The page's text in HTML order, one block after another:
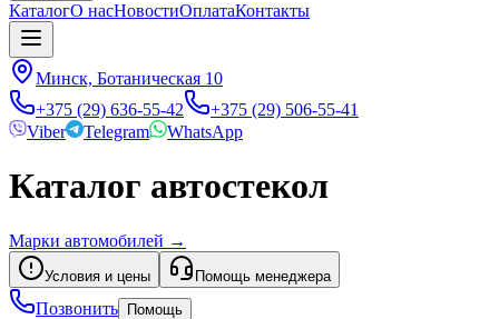
КаталогО насНовостиОплатаКонтакты
Минск, Ботаническая 10
+375 (29) 636-55-42
+375 (29) 506-55-41
Viber
Telegram WhatsApp
Каталог автостекол
Марки автомобилей →
Условия и цены Помощь менеджера
Позвонить Помощь